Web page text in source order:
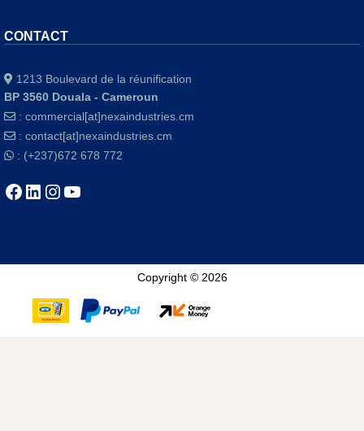
CONTACT
1213 Boulevard de la réunification
BP 3560 Douala - Cameroun
: commercial[at]nexaindustries.cm
: contact[at]nexaindustries.cm
: (+237)672 678 772
Copyright © 2026